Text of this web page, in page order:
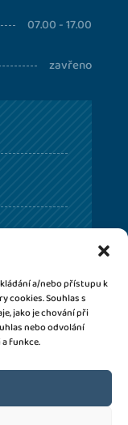
a/nebo přístupu k
cookies. Souhlas s
jako je chování při
nebo odvolání
funkce.
07.00 - 17.00
zavřeno